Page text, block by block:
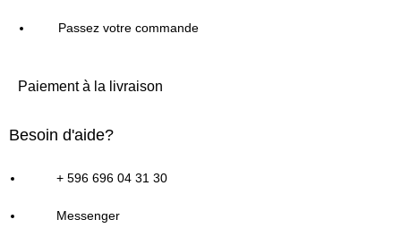
Passez votre commande
Paiement à la livraison
Besoin d'aide?
+ 596 696 04 31 30
Messenger